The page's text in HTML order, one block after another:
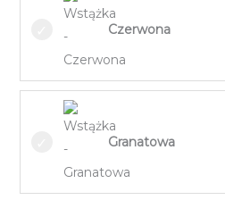
Czerwona
Granatowa